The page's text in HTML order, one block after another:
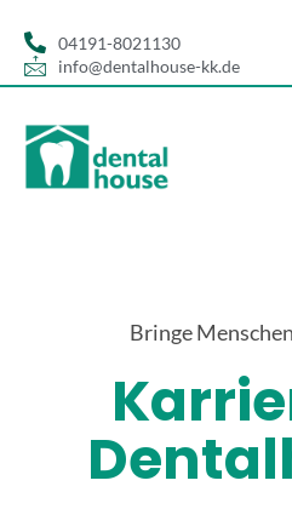
04191-8021130
info@dentalhouse-kk.de
Bringe